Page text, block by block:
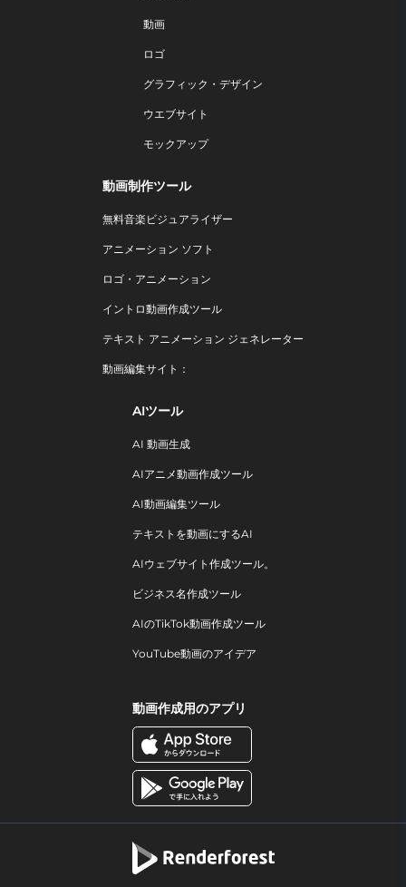
動画
ロゴ
グラフィック・デザイン
ウエブサイト
モックアップ
動画制作ツール
無料音楽ビジュアライザー
アニメーション ソフト
ロゴ・アニメーション
イントロ動画作成ツール
テキスト アニメーション ジェネレーター
動画編集サイト：
AIツール
AI 動画生成
AIアニメ動画作成ツール
AI動画編集ツール
テキストを動画にするAI
AIウェブサイト作成ツール。
ビジネス名作成ツール
AIのTikTok動画作成ツール
YouTube動画のアイデア
動画作成用のアプリ